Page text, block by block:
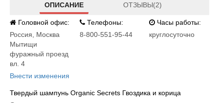
ОПИСАНИЕ ОТЗЫВЫ(2)
Головной офис:
Россия
Москва
Мытищи
фуражный проезд
вл. 4
Внести изменения
Телефоны:
8-800-551-95-44
Часы работы:
круглосуточно
Твердый шампунь Organic Secrets Гвоздика и корица